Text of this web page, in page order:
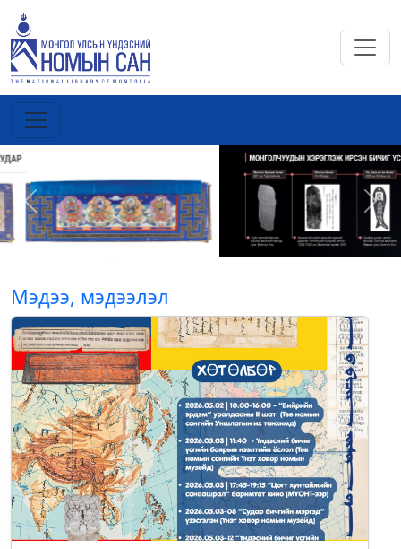
Previous Next
Мэдээ, мэдээлэл